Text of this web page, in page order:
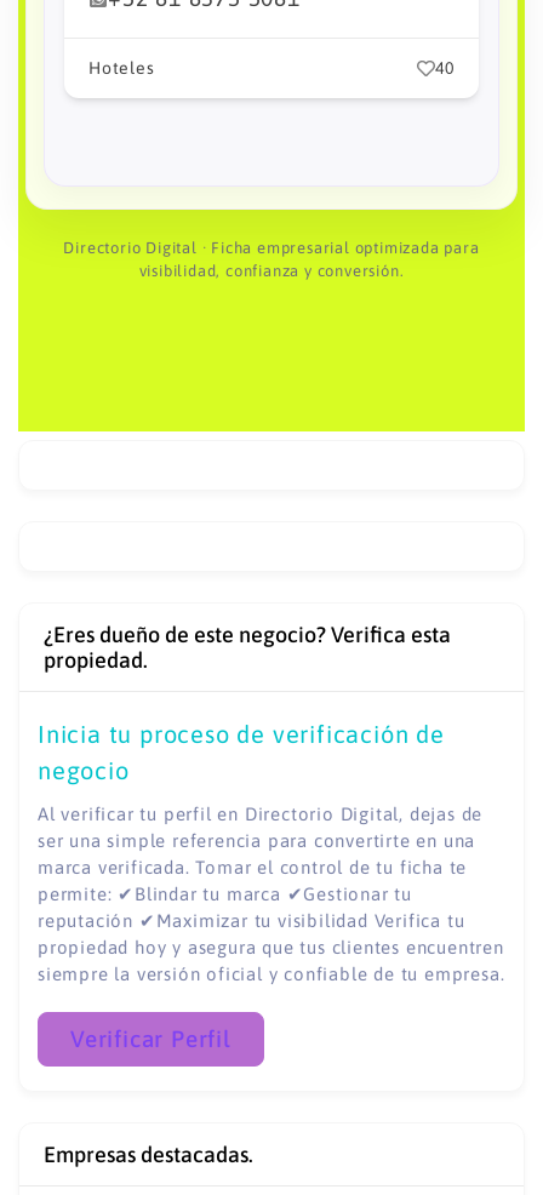
Directorio Digital · Ficha empresarial optimizada para
visibilidad, confianza y conversión.
¿Eres dueño de este negocio? Verifica esta
propiedad.
Inicia tu proceso de verificación de
negocio
Al verificar tu perfil en Directorio Digital, dejas de
ser una simple referencia para convertirte en una
marca verificada. Tomar el control de tu ficha te
permite: ✔Blindar tu marca ✔Gestionar tu
reputación ✔Maximizar tu visibilidad Verifica tu
propiedad hoy y asegura que tus clientes encuentren
siempre la versión oficial y confiable de tu empresa.
Verificar Perfil
Empresas destacadas.